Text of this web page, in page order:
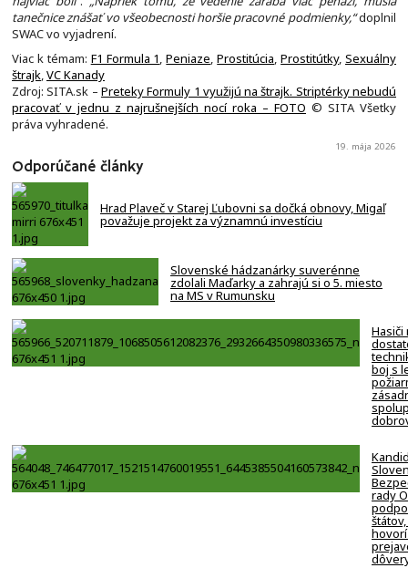
tanečnice znášať vo všeobecnosti horšie pracovné podmienky,“doplnil
SWAC vo vyjadrení.
Viac k témam: F1 Formula 1,Peniaze,Prostitúcia,Prostitútky,Sexuálny
štrajk,VC Kanady
Zdroj: SITA.sk – Preteky Formuly 1 využijú na štrajk. Striptérky nebudú
pracovať v jednu z najrušnejších nocí roka – FOTO © SITA Všetky
práva vyhradené.
19. mája 2026
Odporúčané články
Hrad Plaveč v Starej Ľubovni sa dočká obnovy, Migaľ
považuje projekt za významnú investíciu
Slovenské hádzanárky suverénne
zdolali Maďarky a zahrajú si o 5. miesto
na MS v Rumunsku
Hasiči
boj s
rady